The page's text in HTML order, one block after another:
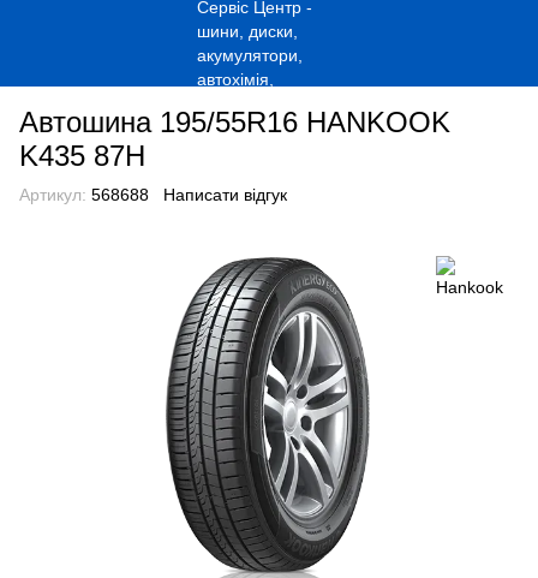
Автошина 195/55R16 HANKOOK
K435 87H
Артикул: 568688 Написати відгук